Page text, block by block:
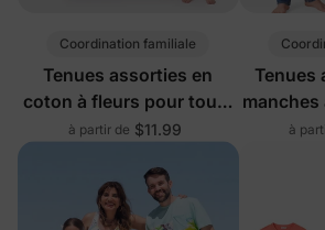
Coordination familiale
Tenues assorties en
coton à fleurs pour toute
la famille, noires
à partir de $11.99
Tenues
manches
pour
à